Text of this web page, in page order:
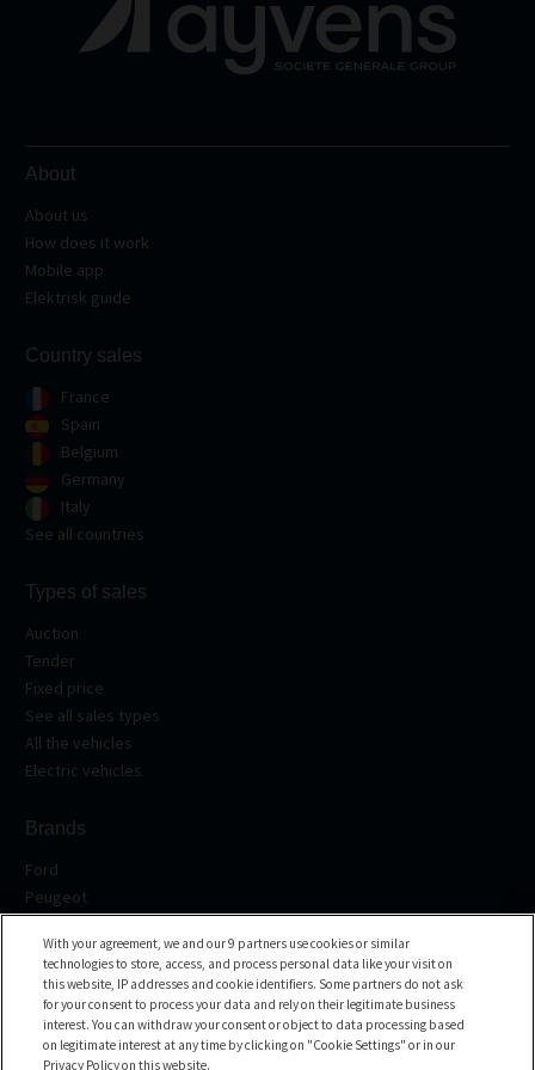
About
About us
How does it work
Mobile app
Elektrisk guide
Country sales
France
Spain
Belgium
Germany
Italy
See all countries
Types of sales
Auction
Tender
Fixed price
See all sales types
All the vehicles
Electric vehicles
Brands
Ford
Peugeot
Volkswagen
BMW
See all the brands
Help center
With your agreement, we and our 9 partners use cookies or similar
technologies to store, access, and process personal data like your visit on
this website, IP addresses and cookie identifiers. Some partners do not ask
for your consent to process your data and rely on their legitimate business
interest. You can withdraw your consent or object to data processing based
on legitimate interest at any time by clicking on "Cookie Settings" or in our
Privacy Policy on this website.